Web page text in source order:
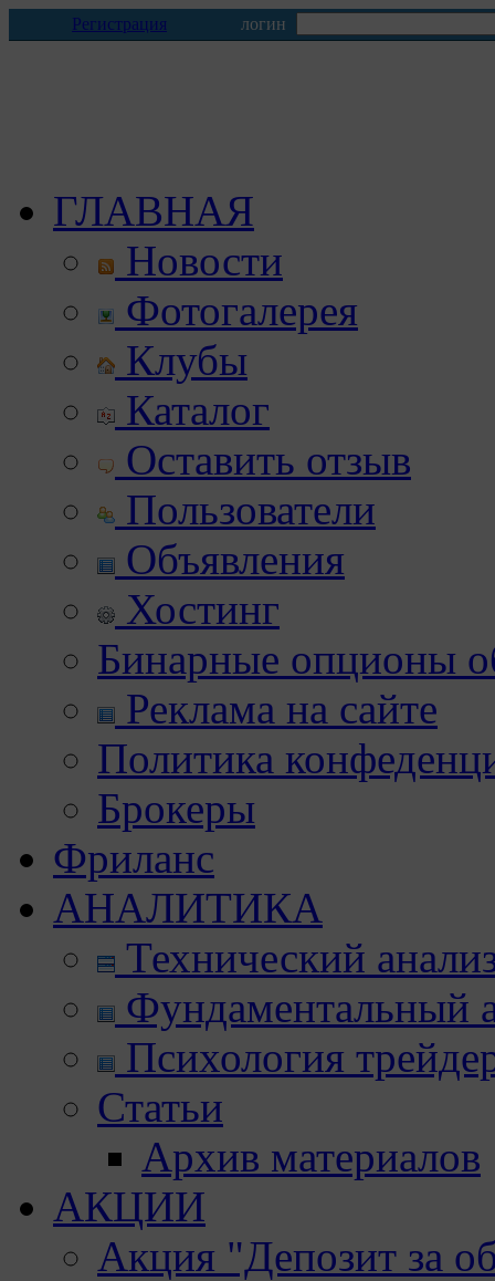
Регистрация логин
ГЛАВНАЯ
Новости
Фотогалерея
Клубы
Каталог
Оставить отзыв
Пользователи
Объявления
Хостинг
Бинарные опционы
Реклама на сайте
Политика
Брокеры
Фриланс
АНАЛИТИКА
Технический
Фундаментальный
Психология
Статьи
Архив материалов
АКЦИИ
Акция "Депозит за